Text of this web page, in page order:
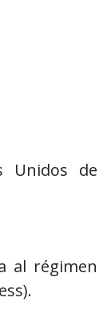
Unidos de
al régimen